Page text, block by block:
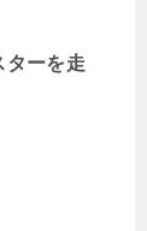
ターを走